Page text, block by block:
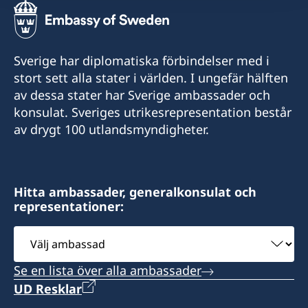
Telefonnummer efter arbetstid (ambassaden
Bangkok):
+66 (0)2 263 72 99 (akuta ärenden)
E-post:
130 (B) Than Lwin Rd.
Bahan Township
Yangon, Myanmar
Öppettider:
Måndag, onsdag och fredag 09.30-12.30
Telefonnummer under arbetstid:
+95-(0)1-513456/513627/513715/513740
Telefonnummer efter arbetstid (ambassaden
Bangkok):
+66 (0)2 263 72 99 (akuta ärenden)
Ambassadens sektionskansli i Yangon
3 Pyay Rd, 6 miles, Hlaing Township,
Yangon, Myanmar
Sektionskansliet invigdes i juni 2014 och är
samlokaliserat med de norska, danska finska
Sverige har diplomatiska förbindelser med i
stort sett alla stater i världen. I ungefär hälften
av dessa stater har Sverige ambassader och
konsulat. Sveriges utrikesrepresentation består
av drygt 100 utlandsmyndigheter.
Hitta ambassader, generalkonsulat och
representationer:
Välj
ambassad
Se en lista över alla ambassader
UD Resklar